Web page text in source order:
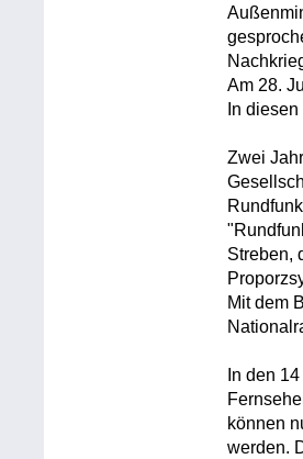
Am 28.
In
Zwei
Streben,
Mit dem
In den
können
werden.